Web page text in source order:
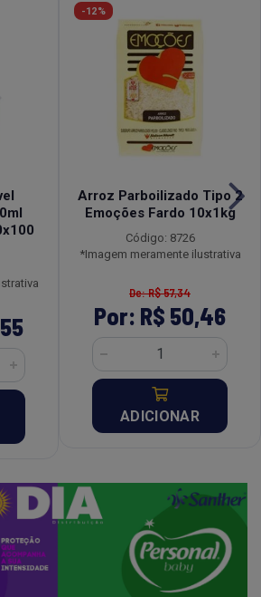
-12%
Arroz Parboilizado Tipo 2
Emoções Fardo 10x1kg
Código: 8726
*Imagem meramente ilustrativa
De: R$ 57,34
Por: R$ 50,46
ADICIONAR